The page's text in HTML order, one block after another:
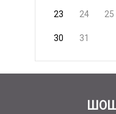
23 24 25
30 31